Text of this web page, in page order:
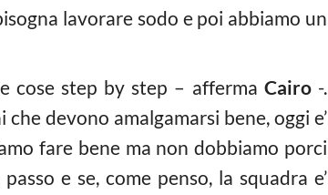
lavorare sodo e poi abbiamo un
cose step by step – afferma Cairo-.
devono amalgamarsi bene, oggi e’
fare bene ma non dobbiamo porci
e se, come penso, la squadra e’